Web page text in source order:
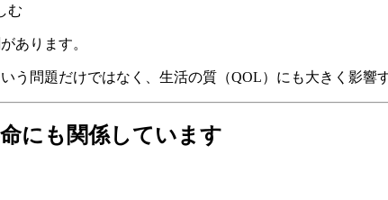
む
あります。
う問題だけではなく、生活の質（QOL）にも大きく影響
にも関係しています